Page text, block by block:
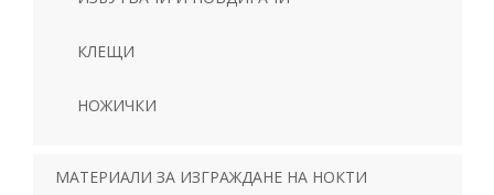
КЛЕЩИ
НОЖИЧКИ
МАТЕРИАЛИ ЗА ИЗГРАЖДАНЕ НА НОКТИ